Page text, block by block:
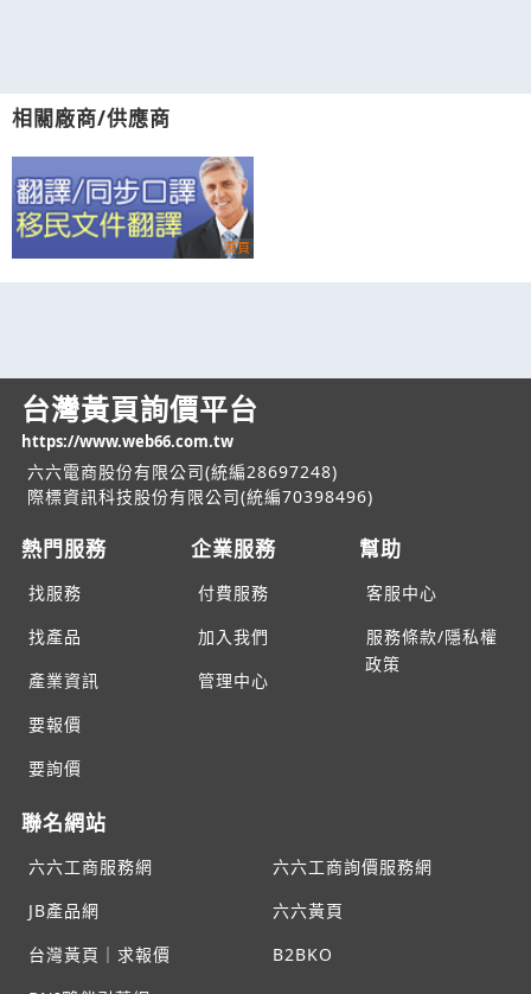
相關廠商/供應商
台灣黃頁詢價平台
https://www.web66.com.tw
六六電商股份有限公司(統編28697248)
際標資訊科技股份有限公司(統編70398496)
熱門服務
找服務
找產品
產業資訊
要報價
要詢價
企業服務
付費服務
加入我們
管理中心
幫助
客服中心
服務條款/隱私權
政策
聯名網站
六六工商服務網
六六工商詢價服務網
JB產品網
六六黃頁
台灣黃頁｜求報價
B2BKO